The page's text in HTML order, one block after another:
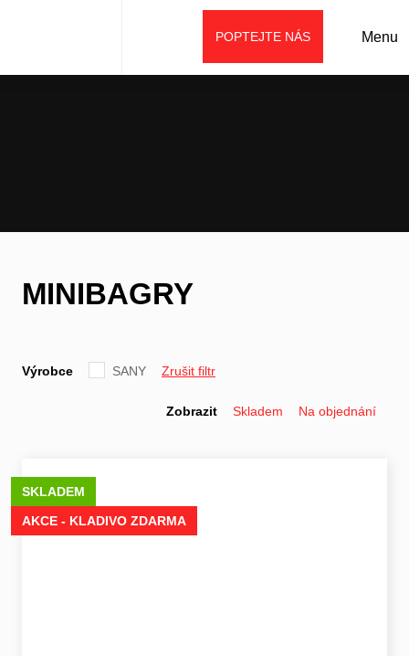
Menu
POPTEJTE NÁS
MINIBAGRY
Výrobce SANY Zrušit filtr
Zobrazit Skladem Na objednání
SKLADEM
AKCE - KLADIVO ZDARMA